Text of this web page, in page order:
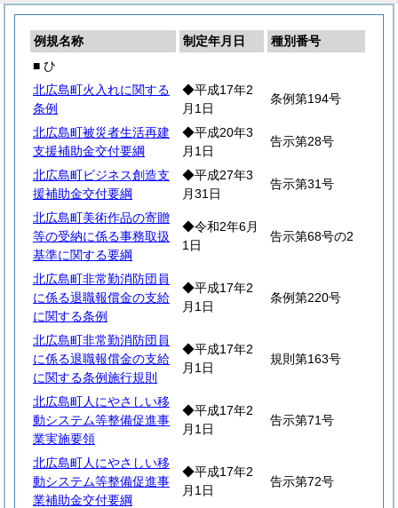
例規名称 制定年月日
種別番号
■ ひ
北広島町火入れに関する
条例
◆平成17年2
月1日
条例第194号
北広島町被災者生活再建
支援補助金交付要綱
◆平成20年3
月1日
告示第28号
北広島町ビジネス創造支
援補助金交付要綱
◆平成27年3
月31日
告示第31号
北広島町美術作品の寄贈
等の受納に係る事務取扱
基準に関する要綱
◆令和2年6月
1日
告示第68号の2
北広島町非常勤消防団員
に係る退職報償金の支給
に関する条例
◆平成17年2
月1日
条例第220号
北広島町非常勤消防団員
に係る退職報償金の支給
に関する条例施行規則
◆平成17年2
月1日
規則第163号
北広島町人にやさしい移
動システム等整備促進事
業実施要領
◆平成17年2
月1日
告示第71号
北広島町人にやさしい移
動システム等整備促進事
業補助金交付要綱
◆平成17年2
月1日
告示第72号